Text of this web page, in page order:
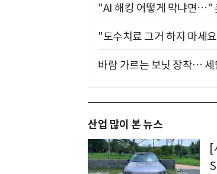
"AI 해킹 어떻게 막냐면…"
"도수치료 그거 하지 마세
바람 가르는 보닛 장착…
산업 많이 본 뉴스
[